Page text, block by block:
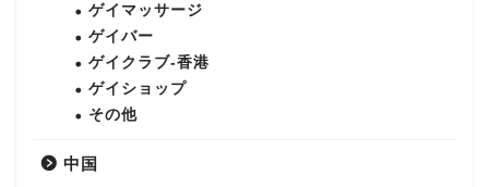
ゲイマッサージ
ゲイバー
ゲイクラブ-香港
ゲイショップ
その他
中国